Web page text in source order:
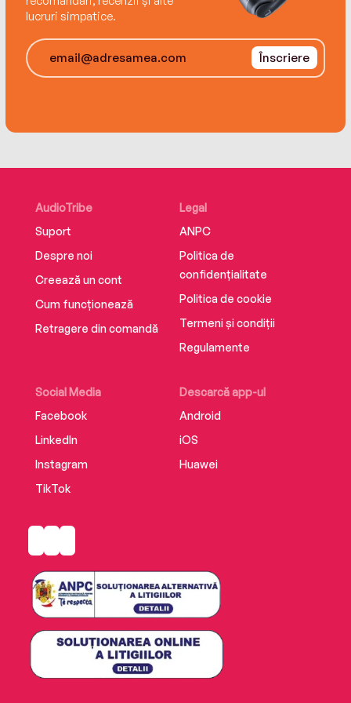
lucruri simpatice.
Înscriere
AudioTribe
Suport
Despre noi
Creează un cont
Cum funcționează
Retragere din comandă
Social Media
Facebook
LinkedIn
Instagram
TikTok
Descarcă app-ul
Android
iOS
Huawei
Legal
ANPC
Politica de
confidențialitate
Politica de cookie
Termeni și condiții
Regulamente